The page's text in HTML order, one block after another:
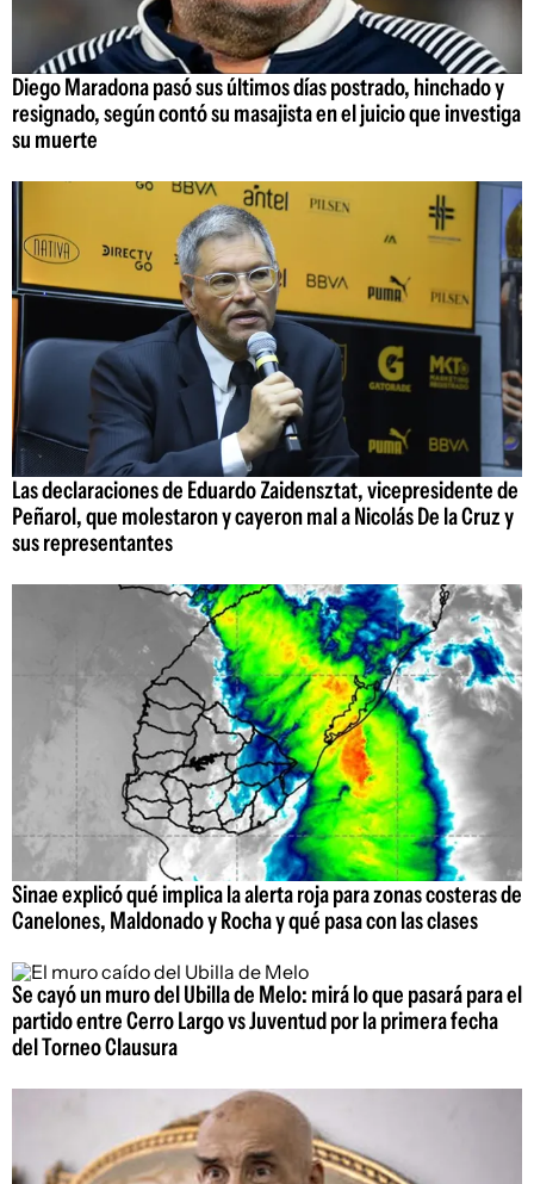
Diego Maradona pasó sus últimos días postrado, hinchado y
resignado, según contó su masajista en el juicio que investiga
su muerte
Las declaraciones de Eduardo Zaidensztat, vicepresidente de
Peñarol, que molestaron y cayeron mal a Nicolás De la Cruz y
sus representantes
Sinae explicó qué implica la alerta roja para zonas costeras de
Canelones, Maldonado y Rocha y qué pasa con las clases
Se cayó un muro del Ubilla de Melo: mirá lo que pasará para el
partido entre Cerro Largo vs Juventud por la primera fecha
del Torneo Clausura